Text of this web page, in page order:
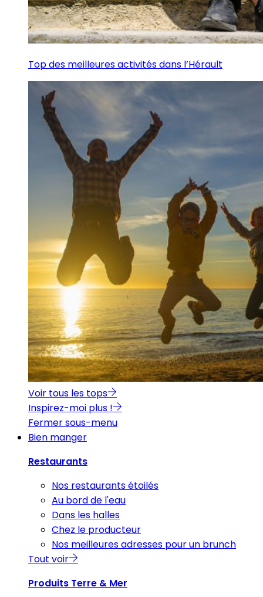
Top des meilleures activités dans l’Hérault
Voir tous les tops
Inspirez-moi plus !
Fermer sous-menu
Bien manger
Restaurants
Nos restaurants étoilés
Au bord de l'eau
Dans les halles
Chez le producteur
Nos meilleures adresses pour un brunch
Tout voir
Produits Terre & Mer